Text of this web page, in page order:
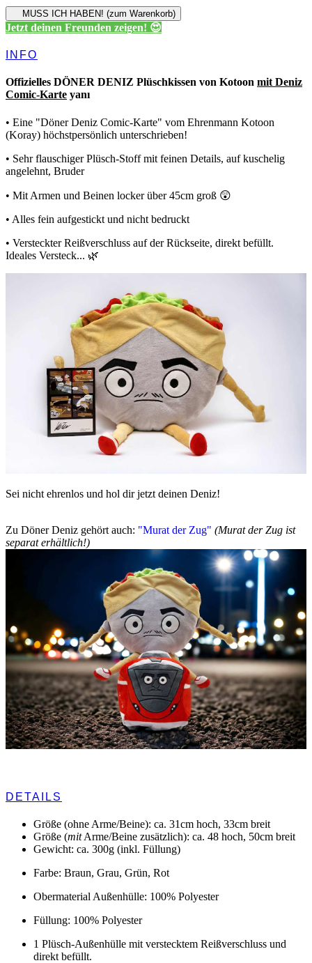
MUSS ICH HABEN! (zum Warenkorb)
Jetzt deinen Freunden zeigen! 😍
INFO
Offizielles DÖNER DENIZ Plüschkissen von Kotoon mit Deniz
Comic-Karte yanı
• Eine "Döner Deniz Comic-Karte" vom Ehrenmann Kotoon
(Koray) höchstpersönlich unterschrieben!
• Sehr flauschiger Plüsch-Stoff mit feinen Details, auf kuschelig
angelehnt, Bruder
• Mit Armen und Beinen locker über 45cm groß 😲
• Alles fein aufgestickt und nicht bedruckt
• Versteckter Reißverschluss auf der Rückseite, direkt befüllt.
Ideales Versteck... 🌿
Sei nicht ehrenlos und hol dir jetzt deinen Deniz!
Zu Döner Deniz gehört auch: "Murat der Zug" (Murat der Zug ist
separat erhältlich!)
DETAILS
Größe (ohne Arme/Beine): ca. 31cm hoch, 33cm breit
Größe (mitArme/Beine zusätzlich): ca. 48 hoch, 50cm breit
Gewicht: ca. 300g (inkl. Füllung)
Farbe: Braun, Grau, Grün, Rot
Obermaterial Außenhülle: 100% Polyester
Füllung: 100% Polyester
1 Plüsch-Außenhülle mit verstecktem Reißverschluss und
direkt befüllt.